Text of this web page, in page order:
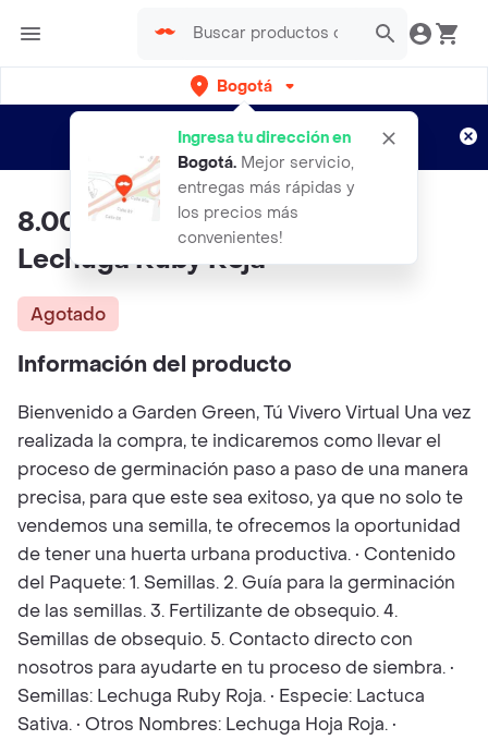
Bogotá
Ingresa tu dirección en
Bogotá. Mejor servicio,
entregas más rápidas y
los precios más
convenientes!
envíos gratis por semanas
Aplican TyC
8.000 Semillas Orgánicas De
Lechuga Ruby Roja
Agotado
Información del producto
Bienvenido a Garden Green, Tú Vivero Virtual Una vez
realizada la compra, te indicaremos como llevar el
proceso de germinación paso a paso de una manera
precisa, para que este sea exitoso, ya que no solo te
vendemos una semilla, te ofrecemos la oportunidad
de tener una huerta urbana productiva. • Contenido
del Paquete: 1. Semillas. 2. Guía para la germinación
de las semillas. 3. Fertilizante de obsequio. 4.
Semillas de obsequio. 5. Contacto directo con
nosotros para ayudarte en tu proceso de siembra. •
Semillas: Lechuga Ruby Roja. • Especie: Lactuca
Sativa. • Otros Nombres: Lechuga Hoja Roja. •